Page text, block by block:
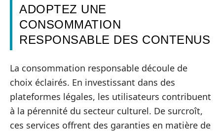
ADOPTEZ UNE
CONSOMMATION
RESPONSABLE DES CONTENUS
La consommation responsable découle de
choix éclairés. En investissant dans des
plateformes légales, les utilisateurs contribuent
à la pérennité du secteur culturel. De surcroît,
ces services offrent des garanties en matière de